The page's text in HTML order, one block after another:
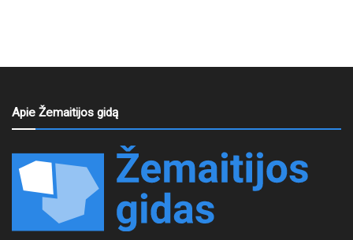
Apie Žemaitijos gidą